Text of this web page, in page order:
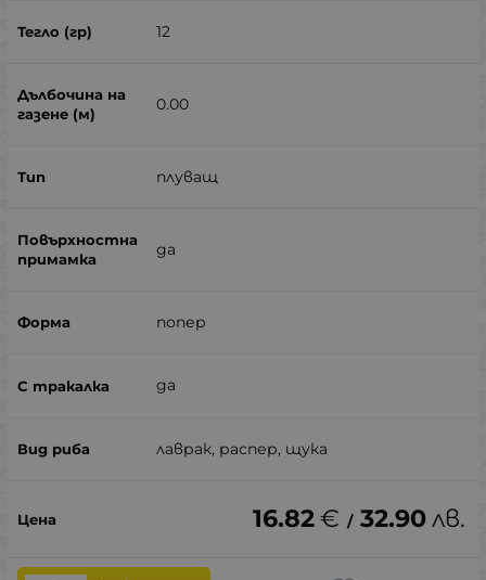
12
0.00
плуващ
да
попер
да
лаврак, распер, щука
16.82€ / 32.90лв.